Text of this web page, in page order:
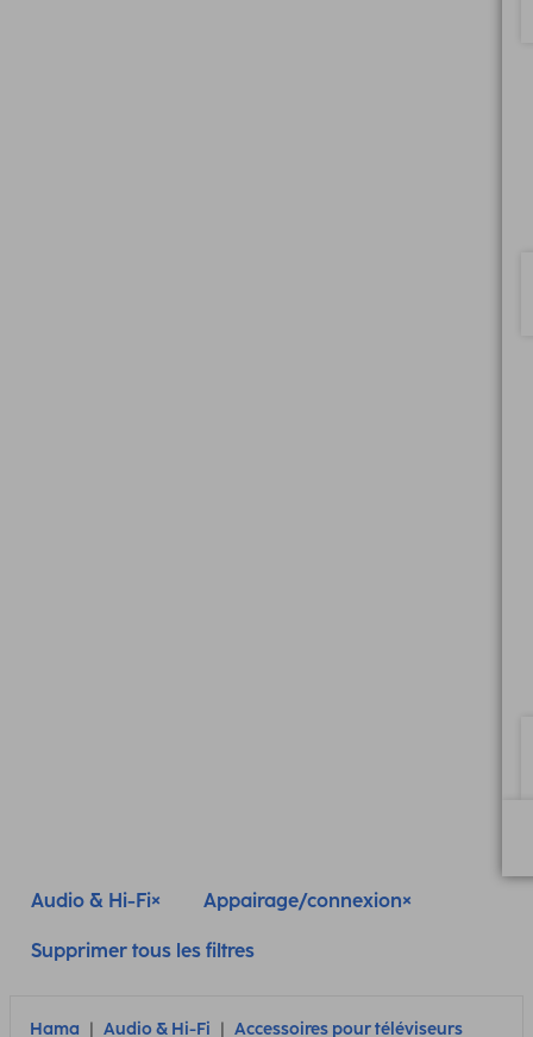
Audio & Hi-Fi Appairage/connexion
Supprimer tous les filtres
Hama Audio & Hi-Fi Accessoires pour téléviseurs